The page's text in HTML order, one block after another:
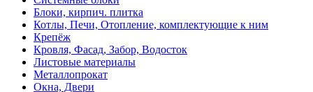
Блоки, кирпич. плитка
Котлы, Печи, Отопление, комплектующие к ним
Крепёж
Кровля, Фасад, Забор, Водосток
Листовые материалы
Металлопрокат
Окна, Двери